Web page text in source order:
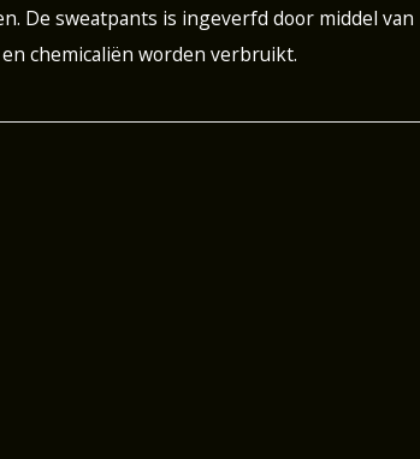
De sweatpants is ingeverfd door middel van
chemicaliën worden verbruikt.